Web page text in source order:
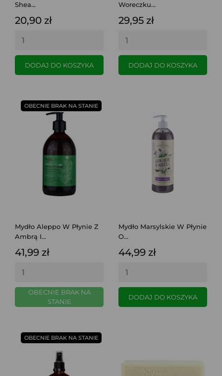
Shea...
20,90 zł
DODAJ DO KOSZYKA
Woreczku...
29,95 zł
DODAJ DO KOSZYKA
Mydło Aleppo W Płynie Z
Ambrą I...
41,99 zł
OBECNIE BRAK NA
STANIE
OBECNIE BRAK NA STANIE
Mydło Marsylskie W Płynie
O...
44,99 zł
DODAJ DO KOSZYKA
OBECNIE BRAK NA STANIE